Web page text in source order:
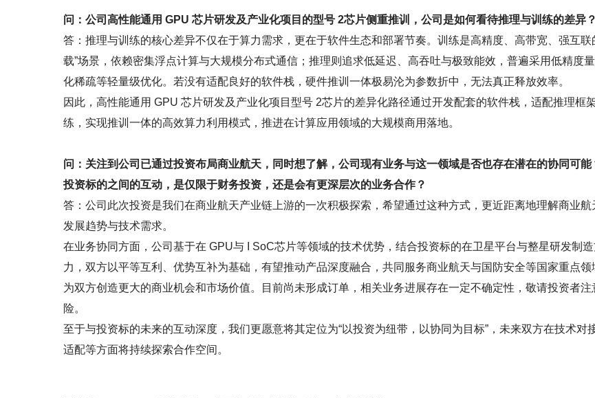
问：公司高性能通用 GPU 芯片研发及产业化项目的型号 2芯片侧重推训，公司是如何看待推理与训练的差异？
答：推理与训练的核心差异不仅在于算力需求，更在于软件生态和部署节奏。训练是高精度、高带宽、强互联
载”场景，依赖密集浮点计算与大规模分布式通信；推理则追求低延迟、高吞吐与极致能效，普遍采用低精度
化稀疏等轻量级优化。若没有适配良好的软件栈，硬件推训一体极易沦为参数折中，无法真正释放效率。
因此，高性能通用 GPU 芯片研发及产业化项目型号 2芯片的差异化路径通过开发配套的软件栈，适配推理框
练，实现推训一体的高效算力利用模式，推进在计算应用领域的大规模商用落地。
问：关注到公司已通过投资布局商业航天，同时想了解，公司现有业务与这一领域是否也存在潜在的协同可能
投资标的之间的互动，是仅限于财务投资，还是会有更深层次的业务合作？
答：公司此次投资是我们在商业航天产业链上游的一次积极探索，希望通过这种方式，更近距离地理解商业航
发展趋势与技术需求。
在业务协同方面，公司基于在 GPU与 I SoC芯片等领域的技术优势，结合投资标的在卫星平台与整星研发制
力，双方以平等互利、优势互补为基础，有望推动产品深度融合，共同服务商业航天与国防安全等国家重点领
为双方创造更大的商业机会和市场价值。目前尚未形成订单，相关业务进展存在一定不确定性，敬请投资者注
险。
至于与投资标的未来的互动深度，我们更愿意将其定位为“以投资为纽带，以协同为目标”，未来双方在技术对
适配等方面将持续探索合作空间。